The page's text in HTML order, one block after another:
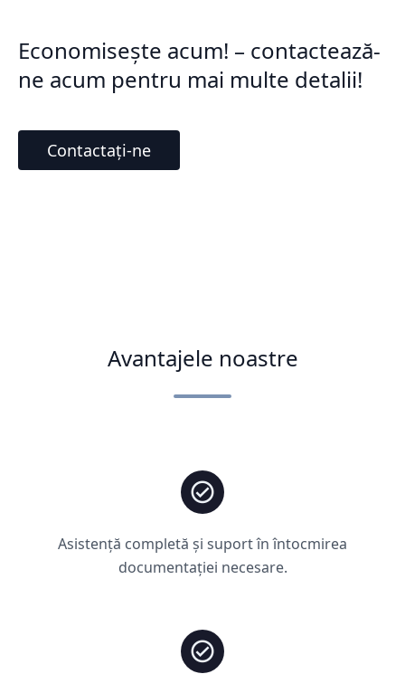
Economisește acum! – contactează-
ne acum pentru mai multe detalii!
Contactați-ne
Avantajele noastre
Asistență completă și suport în întocmirea
documentației necesare.